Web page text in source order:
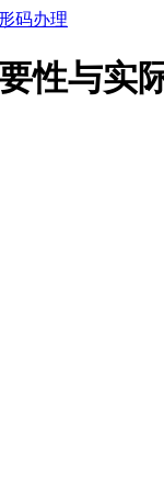
性与实